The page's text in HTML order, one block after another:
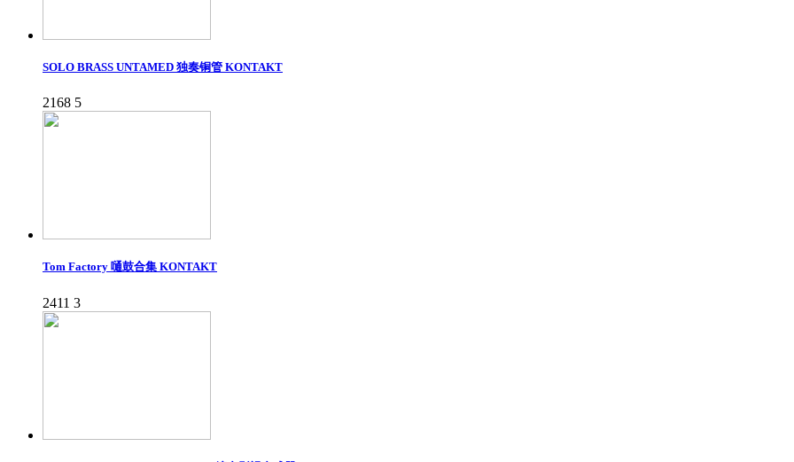
SOLO BRASS UNTAMED 独奏铜管 KONTAKT
2168 5
Tom Factory 嗵鼓合集 KONTAKT
2411 3